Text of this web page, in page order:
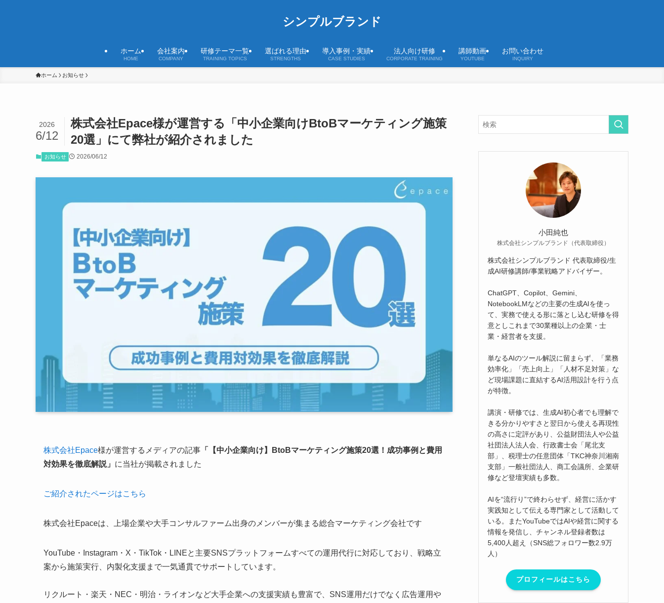
シンプルブランド
ホーム
HOME
会社案内
COMPANY
研修テーマ一覧
TRAINING TOPICS
選ばれる理由
STRENGTHS
導入事例・実績
CASE STUDIES
法人向け研修
CORPORATE TRAINING
講師動画
YOUTUBE
お問い合わせ
INQUIRY
ホーム お知らせ
株式会社Epace様が運営する「中小企業向けBtoBマーケティング施策
20選」にて弊社が紹介されました
2026
6/12
お知らせ 2026/06/12
株式会社Epace様が運営するメディアの記事 「【中小企業向け】BtoBマーケティング施策20選！成功事例と費用
対効果を徹底解説」 に当社が掲載されました
ご紹介されたページはこちら
株式会社Epaceは、上場企業や大手コンサルファーム出身のメンバーが集まる総合マーケティング会社です
YouTube・Instagram・X・TikTok・LINEと主要SNSプラットフォームすべての運用代行に対応しており、戦略立
案から施策実行、内製化支援まで一気通貫でサポートしています。
リクルート・楽天・NEC・明治・ライオンなど大手企業への支援実績も豊富で、SNS運用だけでなく広告運用や
小田純也
株式会社シンプルブランド（代表取締役）
株式会社シンプルブランド 代表取締役/生
成AI研修講師/事業戦略アドバイザー。
ChatGPT、Copilot、Gemini、
NotebookLMなどの主要の生成AIを使っ
て、実務で使える形に落とし込む研修を得
意としこれまで30業種以上の企業・士
業・経営者を支援。
単なるAIのツール解説に留まらず、「業務
効率化」「売上向上」「人材不足対策」な
ど現場課題に直結するAI活用設計を行う点
が特徴。
講演・研修では、生成AI初心者でも理解で
きる分かりやすさと翌日から使える再現性
の高さに定評があり、公益財団法人や公益
社団法人法人会、行政書士会「尾北支
部」、税理士の任意団体「TKC神奈川湘南
支部」一般社団法人、商工会議所、企業研
修など登壇実績も多数。
AIを“流行り”で終わらせず、経営に活かす
実践知として伝える専門家として活動して
いる。またYouTubeではAIや経営に関する
情報を発信し、チャンネル登録者数は
5,400人超え（SNS総フォロワー数2.9万
人）
プロフィールはこちら